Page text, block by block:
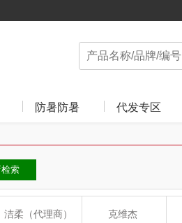
防暑防暑 代发专区
索
洁柔（代理商） 克维杰